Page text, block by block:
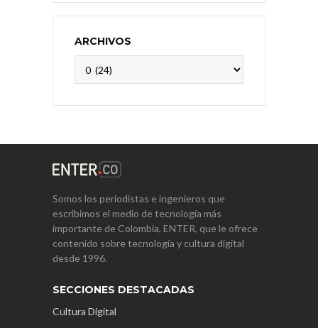
ARCHIVOS
Somos los periodistas e ingenieros que
escribimos el medio de tecnología más
importante de Colombia, ENTER, que le ofrece
contenido sobre tecnología y cultura digital
desde 1996.
SECCIONES DESTACADAS
Cultura Digital